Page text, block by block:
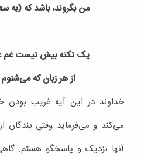
من بگروند، باشد که (به
یک نکته بیش نیست
از هر زبان که
خداوند در این آیه غریب بودن
می‌کند و می‌فرماید وقتی بندگان
آنها نزدیک و پاسخگو هستم.